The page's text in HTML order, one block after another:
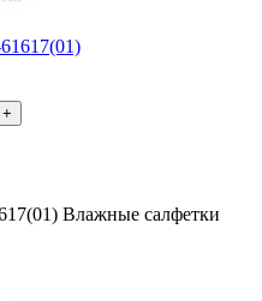
+
Влажные салфетки